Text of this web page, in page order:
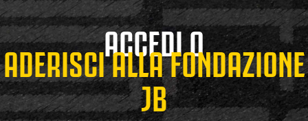
ACCEDI O
ADERISCI ALLA FONDAZIONE
JB